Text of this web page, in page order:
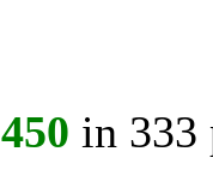
450 in 333